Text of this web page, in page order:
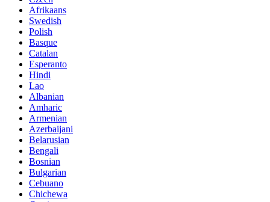
Afrikaans
Swedish
Polish
Basque
Catalan
Esperanto
Hindi
Lao
Albanian
Amharic
Armenian
Azerbaijani
Belarusian
Bengali
Bosnian
Bulgarian
Cebuano
Chichewa